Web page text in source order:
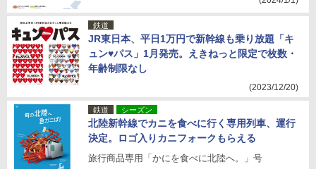
鉄道
JR東日本、平日1万円で新幹線も乗り放題「キ
ュン♥パス」1月発売。えきねっと限定で枚数・
年齢制限なし
(2023/12/20)
鉄道 シーズン
北陸新幹線でカニを食べに行く専用列車、運行
決定。ロゴ入りカニフォークもらえる
旅行商品専用「かにを食べに北陸へ。」号